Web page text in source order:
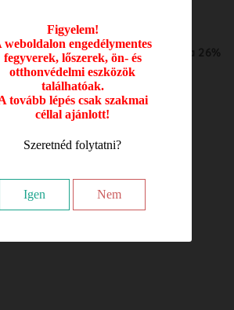
Figyelem!
weboldalon engedélymentes
fegyverek, lőszerek, ön- és
otthonvédelmi eszközök
találhatóak.
tovább lépés csak szakmai
céllal ajánlott!
Szeretnéd folytatni?
Igen Nem
létre, amely akár
elérni.A 4 000 000 SHU és a 26%
a biztos hatást.
52